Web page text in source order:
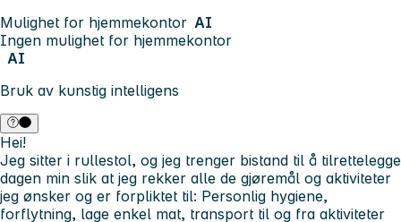
Mulighet for hjemmekontor AI
Ingen mulighet for hjemmekontor
AI
Bruk av kunstig intelligens
Hei!
Jeg sitter i rullestol, og jeg trenger bistand til å tilrettelegge
dagen min slik at jeg rekker alle de gjøremål og aktiviteter
jeg ønsker og er forpliktet til: Personlig hygiene,
forflytning, lage enkel mat, transport til og fra aktiviteter